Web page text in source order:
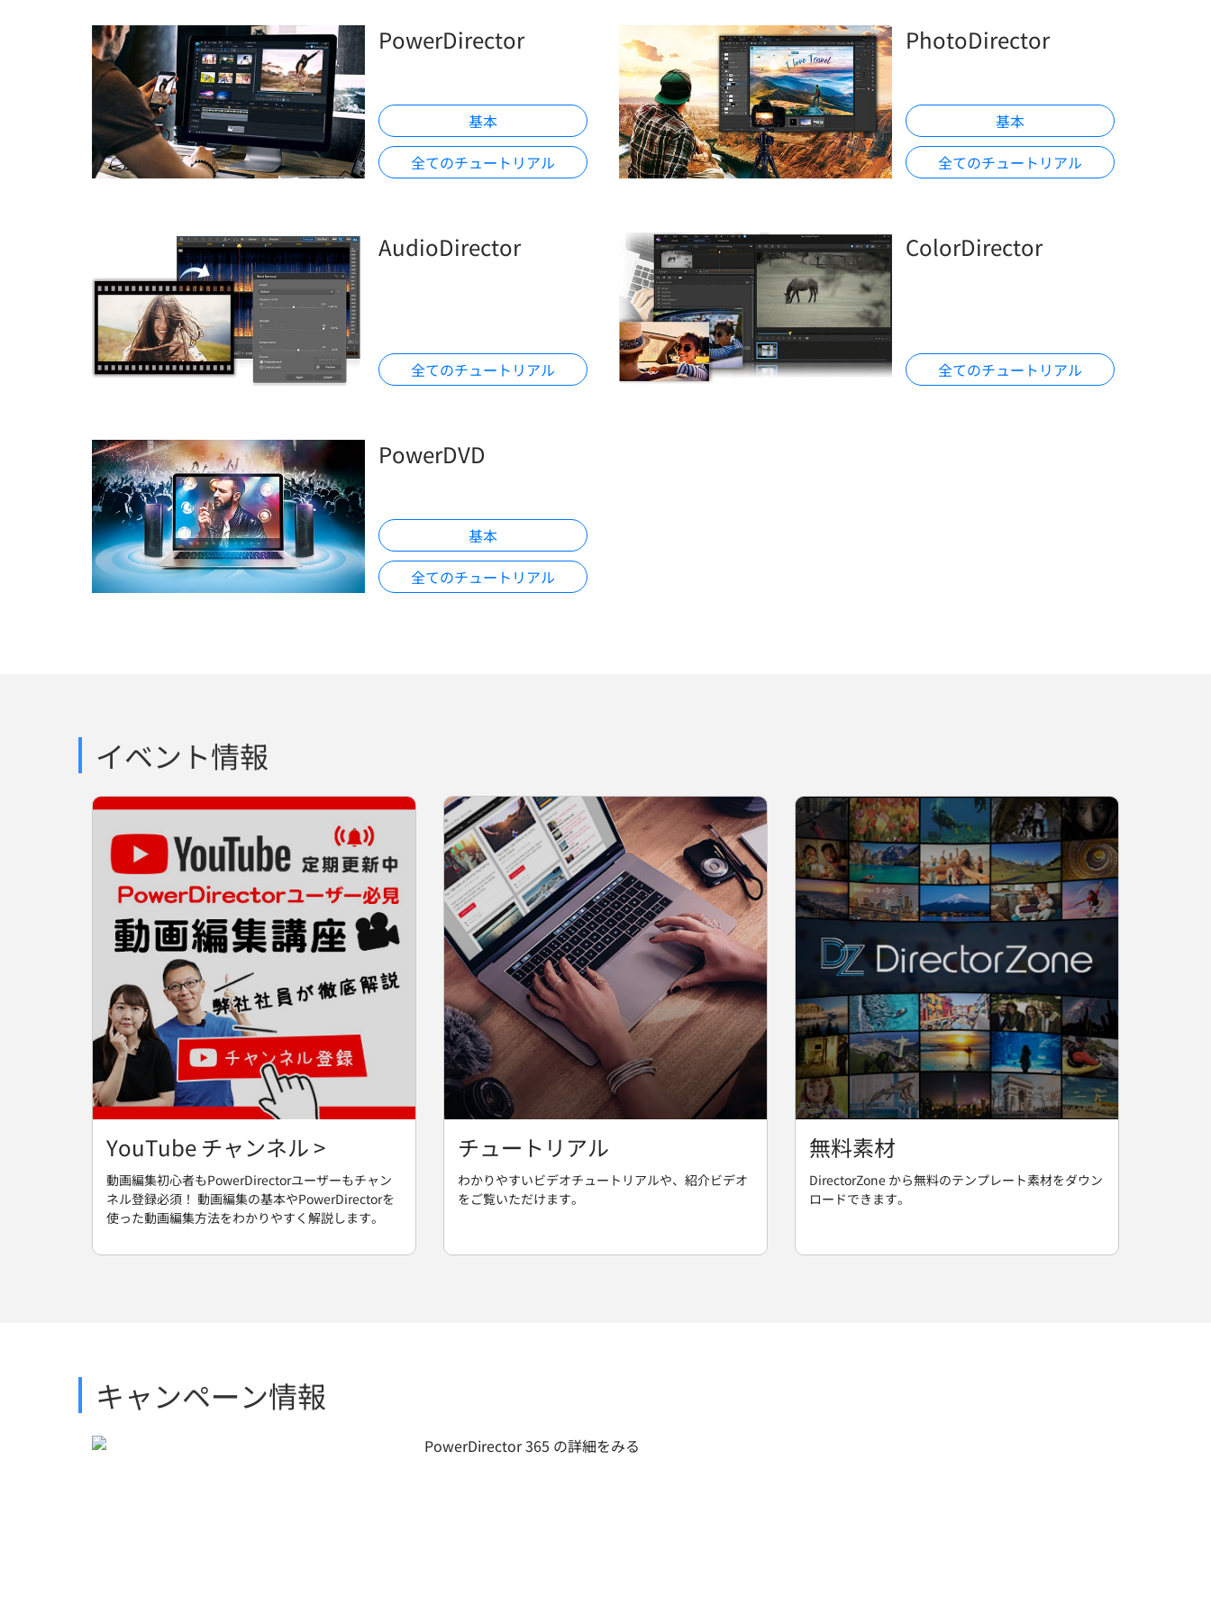
PowerDirector
基本
全てのチュートリアル
PhotoDirector
基本
全てのチュートリアル
AudioDirector
全てのチュートリアル
ColorDirector
全てのチュートリアル
PowerDVD
基本
全てのチュートリアル
イベント情報
YouTube チャンネル >
動画編集初心者もPowerDirectorユーザーもチャン
ネル登録必須！ 動画編集の基本やPowerDirectorを
使った動画編集方法をわかりやすく解説します。
チュートリアル
わかりやすいビデオチュートリアルや、紹介ビデオ
をご覧いただけます。
無料素材
DirectorZone から無料のテンプレート素材をダウン
ロードできます。
キャンペーン情報